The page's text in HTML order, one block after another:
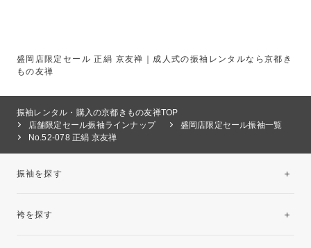
盛岡店限定セール 正絹 京友禅｜成人式の振袖レンタルなら京都き
もの友禅
振袖レンタル・購入の京都きもの友禅TOP
店舗限定セール振袖ラインナップ
盛岡店限定セール振袖一覧
No.52-078 正絹 京友禅
振袖を探す
袴を探す